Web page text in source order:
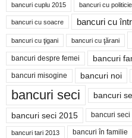
bancuri cuplu 2015 bancuri cu
bancuri cu soacre bancuri cu
bancuri cu ţigani bancuri cu ţărani
bancuri despre femei bancuri
bancuri misogine bancuri noi
bancuri seci bancuri
bancuri seci 2015 bancuri seci
bancuri tari 2013 bancuri în familie